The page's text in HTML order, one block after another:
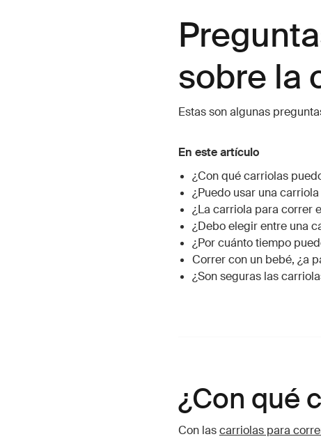
sobre la
Estas son algunas
En este artículo
¿Con qué carriolas
¿Puedo usar una
¿La carriola para correr
¿Debo elegir entre una
¿Por cuánto tiempo
Correr con un bebé, ¿a
¿Son seguras las
¿Con qué
Con lascarriolas para